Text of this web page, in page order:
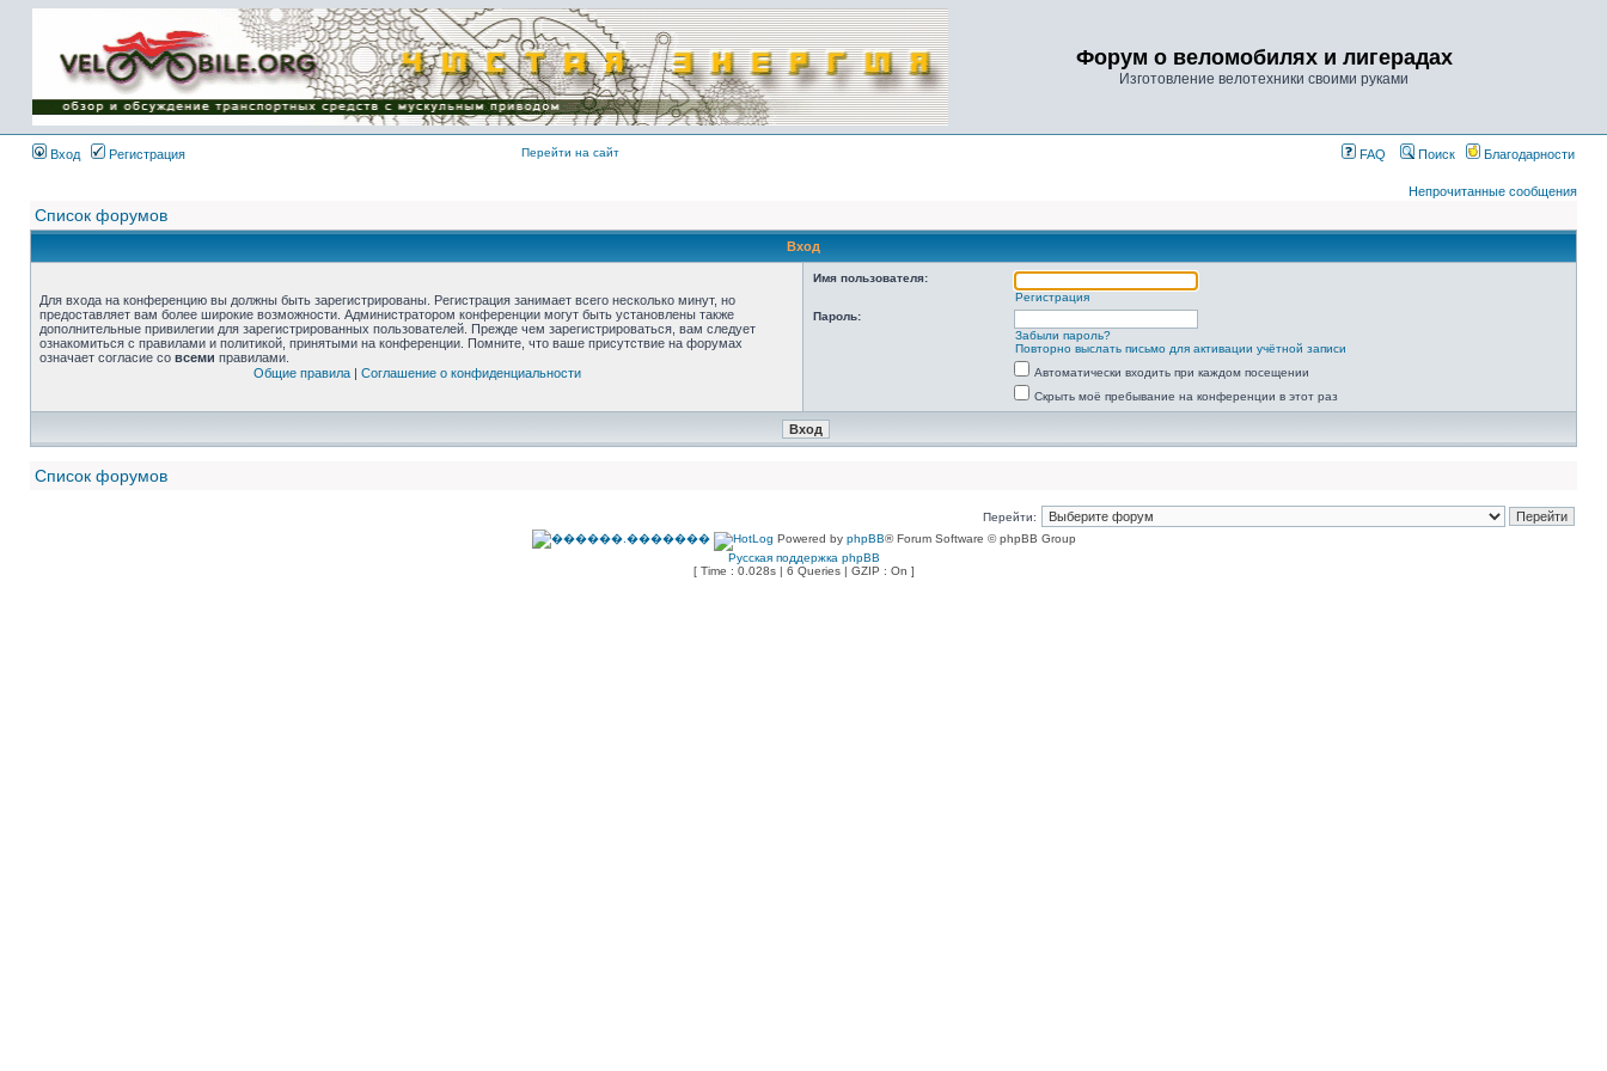
Форум о веломобилях и лигерадах
Изготовление велотехники своими руками
Вход Регистрация Перейти на сайт FAQ Поиск Благодарности
Непрочитанные сообщения
Список форумов
Вход
Для входа на конференцию вы должны быть зарегистрированы. Регистрация занимает всего несколько минут, но
предоставляет вам более широкие возможности. Администратором конференции могут быть установлены также
дополнительные привилегии для зарегистрированных пользователей. Прежде чем зарегистрироваться, вам следует
ознакомиться с правилами и политикой, принятыми на конференции. Помните, что ваше присутствие на форумах
означает согласие со всеми правилами.
Общие правила| Соглашение о конфиденциальности
Имя пользователя:
Регистрация
Пароль:
Забыли пароль?
Повторно выслать письмо для активации учётной записи
Автоматически входить при каждом посещении
Скрыть моё пребывание на конференции в этот раз
Список форумов
Перейти:
Powered by phpBB® Forum Software © phpBB Group
Русская поддержка phpBB
[ Time : 0.028s | 6 Queries | GZIP : On ]